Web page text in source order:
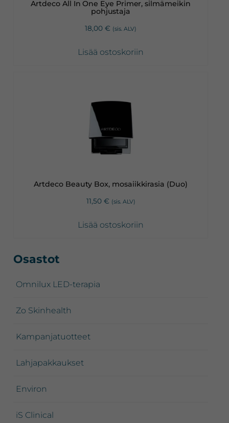
Artdeco All In One Eye Primer, silmämeikin
pohjustaja
18,00 € (sis. ALV)
Lisää ostoskoriin
Artdeco Beauty Box, mosaiikkirasia (Duo)
11,50 € (sis. ALV)
Lisää ostoskoriin
Ensisijainen
Osastot
Omnilux LED-terapia
Zo Skinhealth
Kampanjatuotteet
Lahjapakkaukset
Environ
iS Clinical